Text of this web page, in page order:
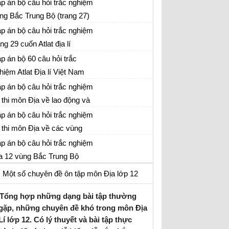
án bộ câu hỏi trắc nghiệm
Bắc Trung Bộ (trang 27)
Atlat địa lí
án bộ câu hỏi trắc nghiệm
29 cuốn Atlat địa lí
án bộ 60 câu hỏi trắc
Atlat Địa lí Việt Nam
án bộ câu hỏi trắc nghiệm
thi môn Địa về lao động và
làm
án bộ câu hỏi trắc nghiệm
thi môn Địa về các vùng
điểm
án bộ câu hỏi trắc nghiệm
12 vùng Bắc Trung Bộ
Một số chuyên đề ôn tập môn Địa lớp 12
Tổng hợp những dạng bài tập thường
những chuyên đề khó trong môn Địa
lớp 12. Có lý thuyết và bài tập thực